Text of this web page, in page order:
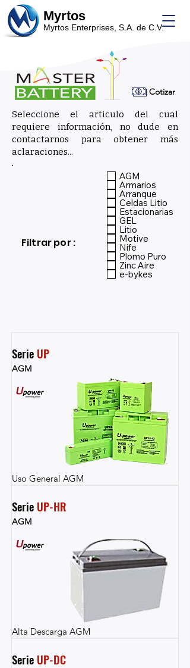
Myrtos
Myrtos Enterprises, S.A. de C.V.
Cotizar
Seleccione el articulo del cual
requiere información, no dude en
contactarnos para obtener más
aclaraciones...
Filtrar por :
AGM
Armarios
Arranque
Celdas Litio
Estacionarias
GEL
Litio
Motive
Nife
Plomo Puro
Zinc Aire
e-bykes
Serie UP
AGM
Uso General AGM
Serie UP-HR
AGM
Alta Descarga AGM
Serie UP-DC